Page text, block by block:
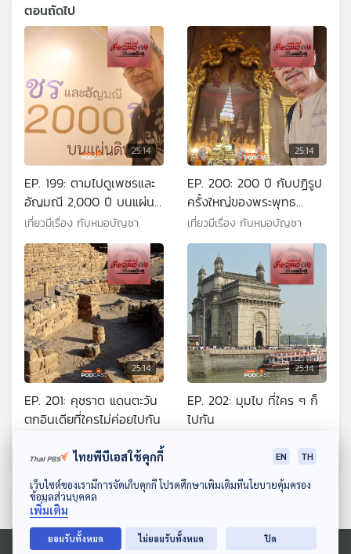
ดาวน์โหลด Thai PBS Podcast Application
ตอนถัดไป
25:14
EP. 199: ตามไปดูเพชรและ
อัญมณี 2,000 ปี บนแผ่น
ดินไทย
เที่ยวมีเรื่อง กับหมอบัญชา
25:14
EP. 200: 200 ปี กับปฏิรูป
ครั้งใหญ่ของพระพุทธ
ศาสนาไทย
เที่ยวมีเรื่อง กับหมอบัญชา
25:14
EP. 201: คุชราต แดนตะวัน
ตกอินเดียที่ใครไม่ค่อยไปกัน
25:14
EP. 202: มุมไบ ที่ใคร ๆ ก็
ไปกัน
ตอนที่เกี่ยวข้อง
ไทยพีบีเอสใช้คุกกี้ EN TH
เว็บไซต์ของเรามีการจัดเก็บคุกกี้ โปรดศึกษาเพิ่มเติมที่นโยบายคุ้มครอง
ข้อมูลส่วนบุคคล
เพิ่มเติม
ยอมรับทั้งหมด ไม่ยอมรับทั้งหมด ปิด